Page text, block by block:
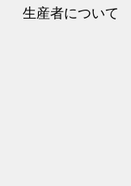
生産者について